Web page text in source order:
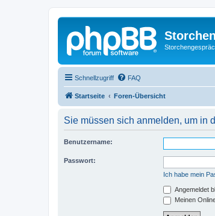
Schnellzugriff FAQ
Startseite Foren-Übersicht
Sie müssen sich anmelden, um in
Benutzername:
Passwort:
Ich habe mein
Angemeldet
Meinen